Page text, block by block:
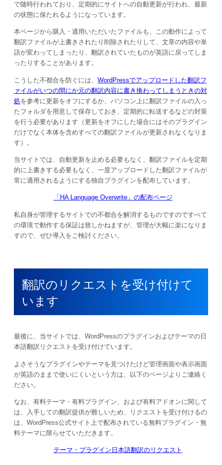
で随時行われており、定期的にサイトへの自動更新が行われ、最新
の状態に保たれるようになっています。
本ページから購入・適用いただいたファイルも、この動作によって
翻訳ファイルが上書きされたり削除されたりして、文章の内容や単
語が変わってしまったり、翻訳されていたものが英語に戻ってしま
ったりすることがあります。
こうした不都合を防ぐには、 WordPressでアップロードした翻訳フ
ァイルがいつの間にか元の翻訳内容に書き換わってしまうときの対
処を参考に更新をオフにするか、パソコン上に翻訳ファイルの入っ
たフォルダを用意して保存しておき、定期的に転送するなどの対策
を行う必要があります（更新をオフにした場合にはそのプラグイン
だけでなく本体を含めすべての翻訳ファイルが更新されなくなりま
す）。
当サイトでは、自動更新を止める必要もなく、翻訳ファイルを定期
的に上書きする必要もなく、一度アップロードした翻訳ファイルが
常に適用されるようにする独自プラグインを配布しています。
「HA Language Overwrite」の配布ページ
私自身が管理するサイトでの不都合を解消するものですのですべて
の環境で動作する保証は致しかねますが、管理が大幅に楽になりま
すので、ぜひ導入をご検討ください。
翻訳のリクエストを受け付けて
います
最後に、当サイトでは、WordPressのプラグインおよびテーマの日
本語翻訳リクエストを受け付けています。
よさそうなプラグインやテーマを見つけたけど管理画面や表示画面
が英語のままで使いにくいという方は、以下のページよりご連絡く
ださい。
なお、有料テーマ・有料プラグイン、および有料アドオンに関して
は、入手しての翻訳提供が難しいため、リクエストを受け付けるの
は、WordPress公式サイト上で配布されている無料プラグイン・無
料テーマに限らせていただきます。
テーマ・プラグイン日本語翻訳のリクエスト